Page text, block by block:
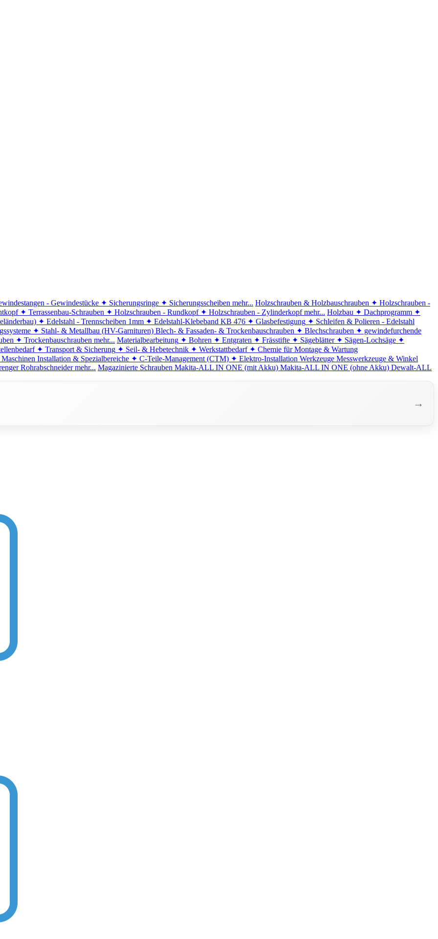
- Gewindestücke ✦ Sicherungsringe ✦ Sicherungsscheiben mehr... Holzschrauben & Holzbauschrauben ✦ Holzschrauben -
✦ Terrassenbau-Schrauben ✦ Holzschrauben - Rundkopf ✦ Holzschrauben - Zylinderkopf mehr... Holzbau ✦ Dachprogramm ✦
✦ Edelstahl - Trennscheiben 1mm ✦ Edelstahl-Klebeband KB 476 ✦ Glasbefestigung ✦ Schleifen & Polieren - Edelstahl
✦ Stahl- & Metallbau (HV-Garnituren) Blech- & Fassaden- & Trockenbauschrauben ✦ Blechschrauben ✦ gewindefurchende
✦ Trockenbauschrauben mehr... Materialbearbeitung ✦ Bohren ✦ Entgraten ✦ Frässtifte ✦ Sägeblätter ✦ Sägen-Lochsäge ✦
✦ Transport & Sicherung ✦ Seil- & Hebetechnik ✦ Werkstattbedarf ✦ Chemie für Montage & Wartung
Installation & Spezialbereiche ✦ C-Teile-Management (CTM) ✦ Elektro-Installation Werkzeuge Messwerkzeuge & Winkel
Rohrabschneider mehr... Magazinierte Schrauben Makita-ALL IN ONE (mit Akku) Makita-ALL IN ONE (ohne Akku) Dewalt-ALL
→